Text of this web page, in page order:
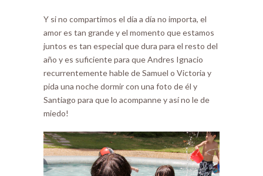
Y si no compartimos el día a día no importa, el
amor es tan grande y el momento que estamos
juntos es tan especial que dura para el resto del
año y es suficiente para que Andres Ignacio
recurrentemente hable de Samuel o Victoria y
pida una noche dormir con una foto de él y
Santiago para que lo acompanne y así no le de
miedo!